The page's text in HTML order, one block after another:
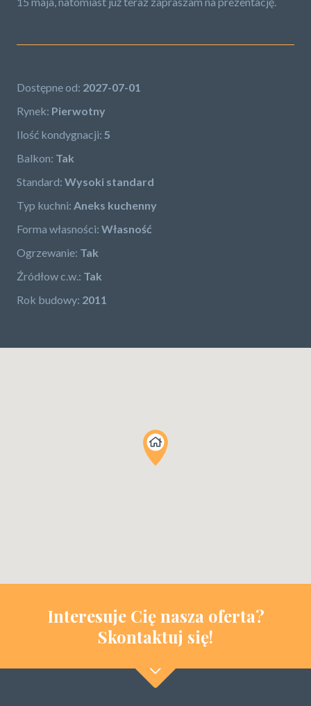
Dostępne od: 2027-07-01
Rynek: Pierwotny
Ilość kondygnacji: 5
Balkon: Tak
Standard: Wysoki standard
Typ kuchni: Aneks kuchenny
Forma własności: Własność
Ogrzewanie: Tak
Źródłow c.w.: Tak
Rok budowy: 2011
Interesuje Cię nasza oferta?
Skontaktuj się!